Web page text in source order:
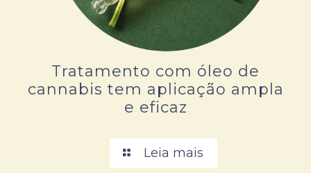
Tratamento com óleo de
cannabis tem aplicação ampla
e eficaz
Leia mais